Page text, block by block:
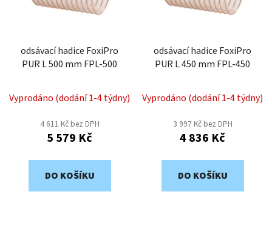
k
odsávací hadice FoxiPro
PUR L 500 mm FPL-500
Vyprodáno (dodání 1-4 týdny)
4 611 Kč bez DPH
5 579 Kč
DO KOŠÍKU
odsávací hadice FoxiPro
PUR L 450 mm FPL-450
Vyprodáno (dodání 1-4 týdny)
3 997 Kč bez DPH
4 836 Kč
DO KOŠÍKU